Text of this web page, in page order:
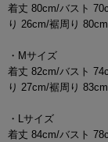
着丈 80cm/バスト
り 26cm/裾周り 80cm
・Mサイズ
着丈 82cm/バスト
り 27cm/裾周り 83cm
・Lサイズ
着丈 84cm/バスト